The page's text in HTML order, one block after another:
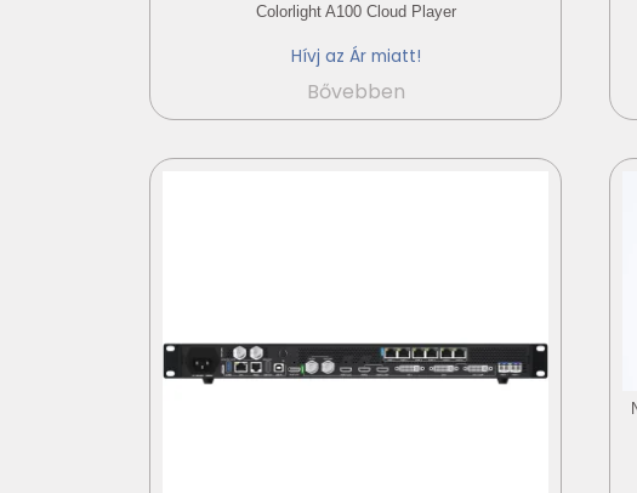
Colorlight A100 Cloud Player
Hívj az Ár miatt!
Bővebben